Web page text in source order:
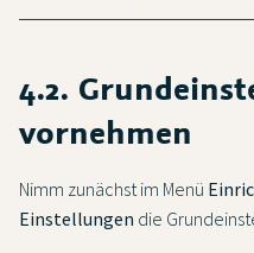
4.2.
vornehmen
Nimm zunächst im Menü
Einstellungen die